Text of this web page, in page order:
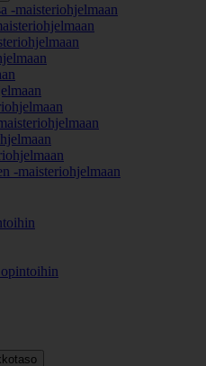
-maisteriohjelmaan
-maisteriohjelmaan